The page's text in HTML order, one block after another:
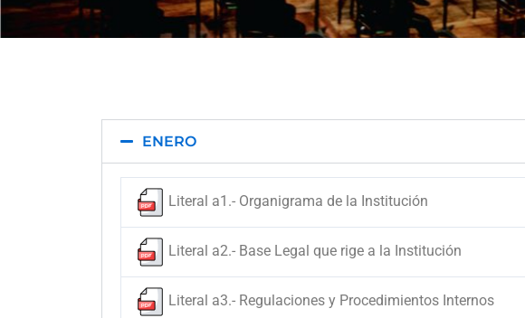
ENERO
Literal a1.- Organigrama de la Institución
Literal a2.- Base Legal que rige a la Institución
Literal a3.- Regulaciones y Procedimientos Internos